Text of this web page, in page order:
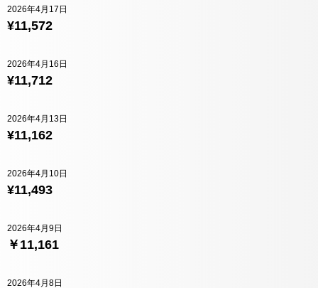
¥11,572
2026年4月17日
¥11,712
2026年4月16日
¥11,162
2026年4月13日
¥11,493
2026年4月10日
￥11,161
2026年4月9日
2026年4月8日